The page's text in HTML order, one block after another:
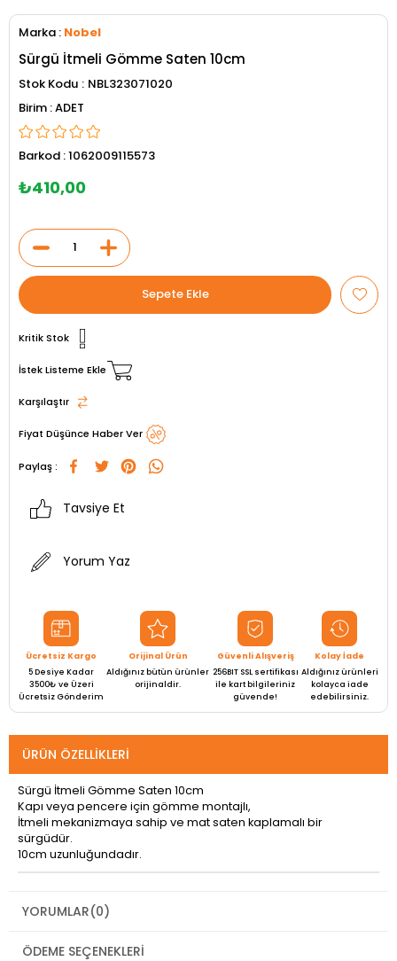
Marka : Nobel
Sürgü İtmeli Gömme Saten 10cm
Stok Kodu
NBL323071020
ADET
Barkod :1062009115573
₺410,00
Kritik Stok
İstek Listeme Ekle
Karşılaştır
Fiyat Düşünce Haber Ver
Paylaş :
Tavsiye Et
Yorum Yaz
Ücretsiz Kargo
5 Desiye Kadar
3500₺ ve Üzeri
Ücretsiz Gönderim
Orijinal Ürün
Aldığınız bütün ürünler
orijinaldir.
Güvenli Alışveriş
256BIT SSL sertifikası
ile kart bilgileriniz
güvende!
Kolay İade
Aldığınız ürünleri
kolayca iade
edebilirsiniz.
ÜRÜN ÖZELLIKLERI
Sürgü İtmeli Gömme Saten 10cm
Kapı veya pencere için gömme montajlı,
İtmeli mekanizmaya sahip ve mat saten kaplamalı bir
sürgüdür.
10cm uzunluğundadır.
YORUMLAR(0)
ÖDEME SEÇENEKLERI